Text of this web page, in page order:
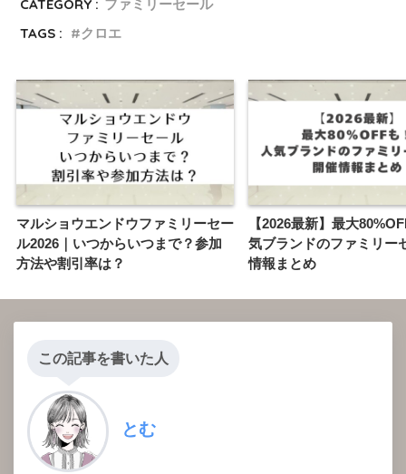
CATEGORY : ファミリーセール
TAGS :
クロエ
マルショウエンドウファミリーセー
ル2026｜いつからいつまで？参加
方法や割引率は？
【2026最新】最大
気ブランドのファミリー
情報まとめ
この記事を書いた人
とむ